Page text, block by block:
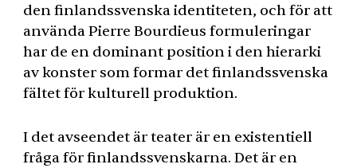
den finlandssvenska identiteten, och för att
använda Pierre Bourdieus formuleringar
har de en dominant position i den hierarki
av konster som formar det finlandssvenska
fältet för kulturell produktion.
I det avseendet är teater är en existentiell
fråga för finlandssvenskarna. Det är en